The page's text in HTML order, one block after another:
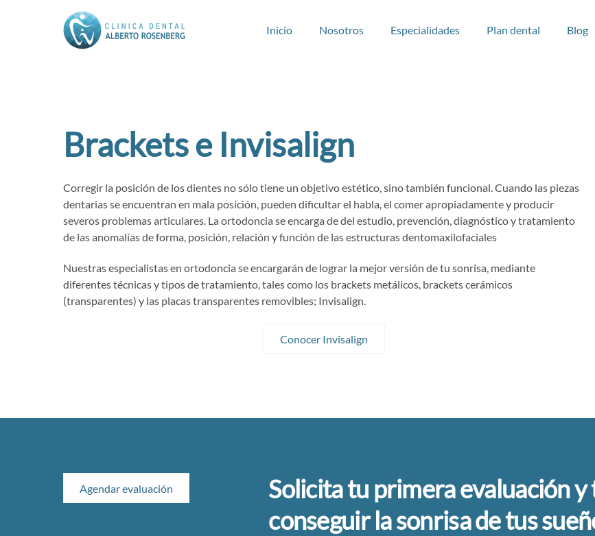
Inicio Nosotros Especialidades Plan dental Blog
Brackets e Invisalign
Corregir la posición de los dientes no sólo tiene un objetivo estético, sino también funcional. Cuando las piezas
dentarias se encuentran en mala posición, pueden dificultar el habla, el comer apropiadamente y producir
severos problemas articulares. La ortodoncia se encarga de del estudio, prevención, diagnóstico y tratamiento
de las anomalías de forma, posición, relación y función de las estructuras dentomaxilofaciales
Nuestras especialistas en ortodoncia se encargarán de lograr la mejor versión de tu sonrisa, mediante
diferentes técnicas y tipos de tratamiento, tales como los brackets metálicos, brackets cerámicos
(transparentes) y las placas transparentes removibles; Invisalign.
Conocer Invisalign
Agendar evaluación
Solicita tu primera evaluación y
conseguir la sonrisa de tus